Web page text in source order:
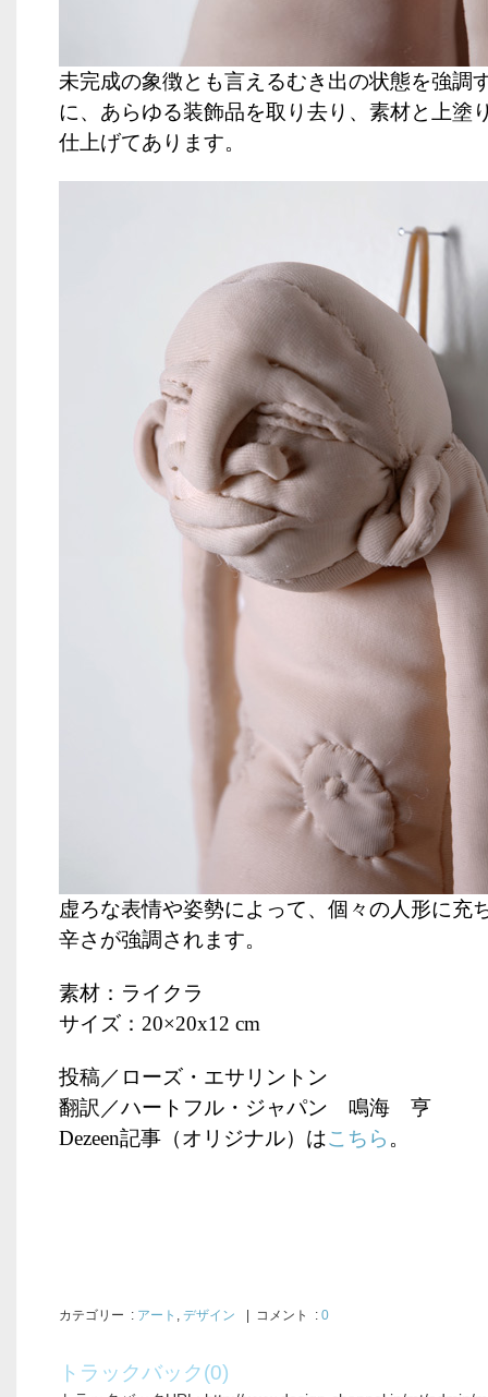
未完成の象徴とも言えるむき出の状態を強調
に、あらゆる装飾品を取り去り、素材と上塗
仕上げてあります。
虚ろな表情や姿勢によって、個々の人形に充
辛さが強調されます。
素材：ライクラ
サイズ： 20×20x12 cm
投稿／ローズ・エサリントン
翻訳／ハートフル・ジャパン 鳴海 亨
Dezeen記事（オリジナル）はこちら 。
カテゴリー : アート , デザイン | コメント : 0
トラックバック(0)